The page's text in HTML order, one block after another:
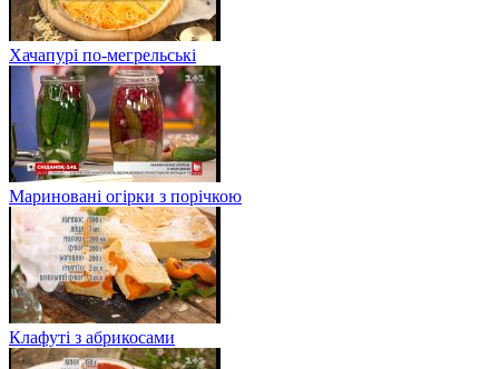
Хачапурі по-мегрельські
Мариновані огірки з порічкою
Клафуті з абрикосами